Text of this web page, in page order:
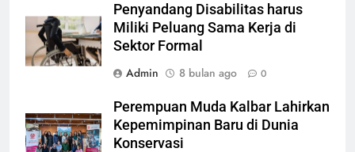
Penyandang Disabilitas harus
Miliki Peluang Sama Kerja di
Sektor Formal
Admin
8 bulan ago 0
Perempuan Muda Kalbar Lahirkan
Kepemimpinan Baru di Dunia
Konservasi